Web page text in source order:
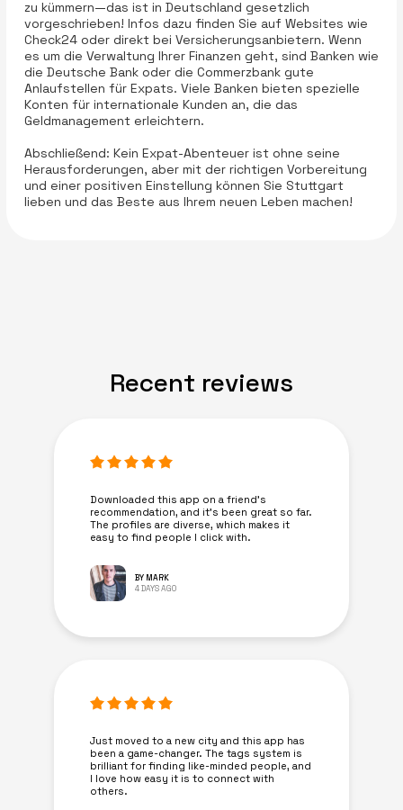
zu kümmern—das ist in Deutschland gesetzlich
vorgeschrieben! Infos dazu finden Sie auf Websites wie
Check24 oder direkt bei Versicherungsanbietern. Wenn
es um die Verwaltung Ihrer Finanzen geht, sind Banken wie
die Deutsche Bank oder die Commerzbank gute
Anlaufstellen für Expats. Viele Banken bieten spezielle
Konten für internationale Kunden an, die das
Geldmanagement erleichtern.
Abschließend: Kein Expat-Abenteuer ist ohne seine
Herausforderungen, aber mit der richtigen Vorbereitung
und einer positiven Einstellung können Sie Stuttgart
lieben und das Beste aus Ihrem neuen Leben machen!
Recent reviews
Downloaded this app on a friend's
recommendation, and it’s been great so far.
The profiles are diverse, which makes it
easy to find people I click with.
BY MARK
4 DAYS AGO
Just moved to a new city and this app has
been a game-changer. The tags system is
brilliant for finding like-minded people, and
I love how easy it is to connect with
others.